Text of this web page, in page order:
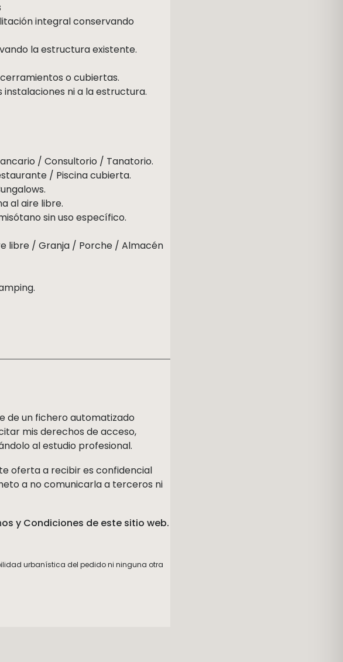
integral conservando
la estructura existente.
o cubiertas.
ni a la estructura.
/ Consultorio / Tanatorio.
/ Piscina cubierta.
al aire libre.
sin uso específico.
libre / Granja / Porche / Almacén
de un fichero automatizado
mis derechos de acceso,
al estudio profesional.
oferta a recibir es confidencial
a no comunicarla a terceros ni
y Condiciones de este sitio web.
urbanística del pedido ni ninguna otra